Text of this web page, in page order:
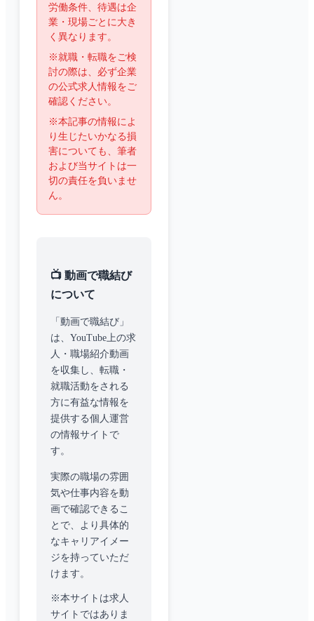
労働条件、待遇は企
業・現場ごとに大き
く異なります。
※就職・転職をご検
討の際は、必ず企業
の公式求人情報をご
確認ください。
※本記事の情報によ
り生じたいかなる損
害についても、筆者
および当サイトは一
切の責任を負いませ
ん。
📺 動画で職結び
について
「動画で職結び」
は、YouTube上の求
人・職場紹介動画
を収集し、転職・
就職活動をされる
方に有益な情報を
提供する個人運営
の情報サイトで
す。
実際の職場の雰囲
気や仕事内容を動
画で確認できるこ
とで、より具体的
なキャリアイメー
ジを持っていただ
けます。
※本サイトは求人
サイトではありま